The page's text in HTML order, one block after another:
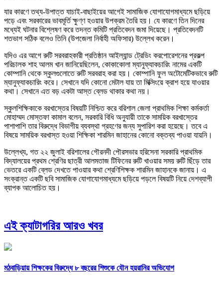
যার কারণে তথ্য-উপাত্ত যাচাই-বাছাইয়ের আগেই সামাজিক যোগাযোগমাধ্যমে ছড়িয়ে
পড়ে এবং সরকারের ভাবমূর্তি ক্ষুণ্ণ হওয়ার উপক্রম তৈরি হয়। যে কারণে তিন দিনের
মধ্যেই ঘটনার বিশ্লেষণ করে তদন্ত কমিটি প্রতিবেদন জমা দিয়েছে। প্রতিবেদনটি
শতভাগ সঠিক বলেও তিনি (উপজেলা নির্বাহী অফিসার) উল্লেখ করেন।
যদিও এর আগে রুটি সরবরাহকারী প্রতিষ্ঠান আইল্যান্ড ট্রেডিং করপোরেশনের প্রকল্প
পরিচালক শাহ আলম খান জানিয়েছিলেন, কোকাকোলা ম্যানুফ্যাকচারিং নামের একটি
কোম্পানি থেকে স্কুলগুলোতে রুটি সরবরাহ করা হয়। কোম্পানি ফুল অটোমেটিকভাবে রুটি
ম্যানুফ্যাকচারিং করে। সেখানে যদি কোনো মেটাল যায় তা মিক্সিংয়ে ক্রাশ হয়ে যাওয়ার
কথা। সেখানে এত বড় একটা আস্ত ব্লেড থাকার কথা নয়।
স্কুলশিক্ষিকাকে বরখাস্তের বিষয়টি নিশ্চিত করে বরিশাল জেলা প্রাথমিক শিক্ষা কর্মকর্তা
মোহাম্মদ মোস্তফা কামাল বলেন, সরকারি বিধি অনুযায়ী তাকে সাময়িক বরখাস্তের
পাশাপাশি তার বিরুদ্ধে বিভাগীয় ব্যবস্থা গ্রহণের জন্য সুপারিশ করা হয়েছে। তবে এ
বিষয়ে সাময়িক বরখাস্ত হওয়া শিক্ষিকা শারমিন জাহানের কোনো বক্তব্য পাওয়া যায়নি।
উল্লেখ্য, গত ২২ জুলাই বরিশালের গৌরনদী পৌরসভার হরিসেনা সরকারি প্রাথমিক
বিদ্যালয়ের প্রথম শ্রেণির ছাত্রী আলমতাজ টিফিনের রুটি খাওয়ার সময় রুটি ছিঁড়ে তার
ভেতরে একটি ব্লেড দেখতে পাওয়ার কথা শ্রেণিশিক্ষক শারমিন জাহানকে জানায়। এ
সংক্রান্ত একটি ছবি সামাজিক যোগাযোগমাধ্যমে ছড়িয়ে পড়লে বিষয়টি নিয়ে দেশব্যাপী
ব্যাপক আলোচিত হয়।
এই ক্যাটাগরির আরও খবর
মঠবাড়িয়ায় শিক্ষকের বিরুদ্ধে ৮ বছরের শিশুকে যৌন হয়রানির অভিযোগ